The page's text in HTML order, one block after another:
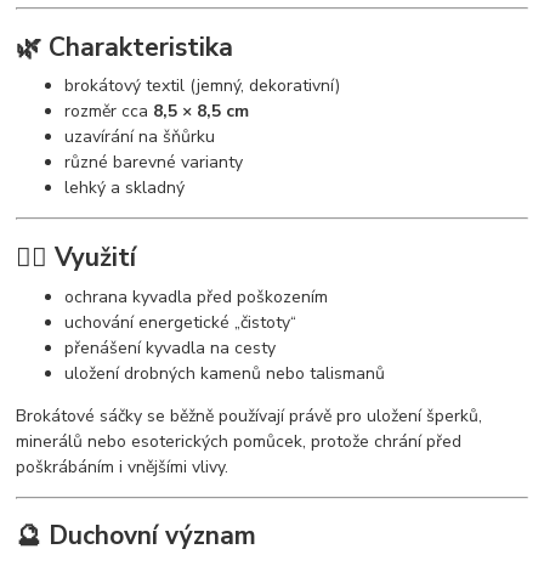
🌿 Charakteristika
brokátový textil (jemný, dekorativní)
rozměr cca 8,5 × 8,5 cm
uzavírání na šňůrku
různé barevné varianty
lehký a skladný
🧘‍♀️ Využití
ochrana kyvadla před poškozením
uchování energetické „čistoty“
přenášení kyvadla na cesty
uložení drobných kamenů nebo talismanů
Brokátové sáčky se běžně používají právě pro uložení šperků,
minerálů nebo esoterických pomůcek, protože chrání před
poškrábáním i vnějšími vlivy.
🔮 Duchovní význam